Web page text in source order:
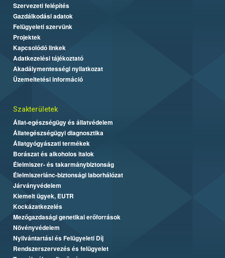
Szervezeti felépítés
Gazdálkodási adatok
Felügyeleti szervünk
Projektek
Kapcsolódó linkek
Adatkezelési tájékoztató
Akadálymentességi nyilatkozat
Üzemeltetési információ
Szakterületek
Állat-egészségügy és állatvédelem
Állategészségügyi diagnosztika
Állatgyógyászati termékek
Borászat és alkoholos italok
Élelmiszer- és takarmánybiztonság
Élelmiszerlánc-biztonsági laborhálózat
Járványvédelem
Kiemelt ügyek, EUTR
Kockázatkezelés
Mezőgazdasági genetikai erőforrások
Növényvédelem
Nyilvántartási és Felügyeleti Díj
Rendszerszervezés és felügyelet